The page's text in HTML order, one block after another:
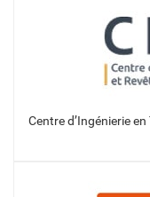
Centre d’Ingénierie